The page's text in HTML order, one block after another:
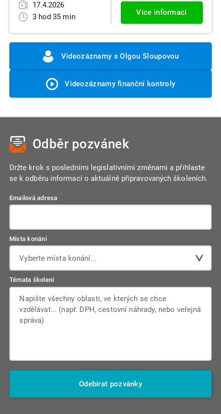
17.4.2026
3 hod 35 min
Více informací
Videozáznamy s Olgou Sloupovou
Videozáznamy finanční kontroly
Odběr pozvánek
Držte krok s posledními legislativními změnami a přihlaste
se k odběru informací o aktuálně připravovaných školeních.
Emailová adresa
Místa konání
Vyberte místa konání...
Témata školení
Odebírat pozvánky